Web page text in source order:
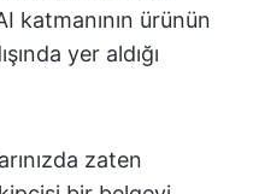
katmanının ürünün
yer aldığı
zaten